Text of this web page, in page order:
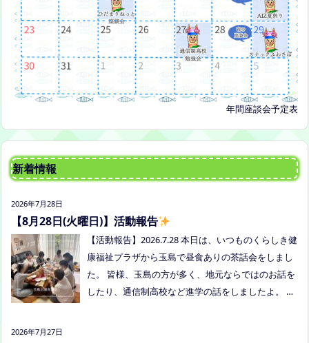
年間座談会予定表
新着情報
2026年7月28日
【8月28日(火曜日)】活動報告
【活動報告】2026.7.28 本日は、いつものくらしき健
康福祉プラザから玉島で昼食ありの茶話会をしまし
た。 皆様、玉島の方が多く、地元ならではのお話を
したり、通信制高校など進学の話をしましたよ。 通
2026年7月27日